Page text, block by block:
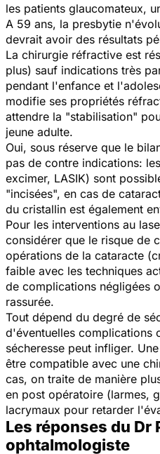
les patients glaucomateux,
A 59 ans, la presbytie
devrait avoir des résultats
La chirurgie réfractive est
plus) sauf indications très
pendant l'enfance et
modifie ses propriétés
attendre la "stabilisation"
jeune adulte.
Oui, sous réserve que le
pas de contre indications:
excimer, LASIK) sont
"incisées", en cas de
du cristallin est également
Pour les interventions au
considérer que le risque de
opérations de la cataracte
faible avec les techniques
de complications négligées
rassurée.
Tout dépend du degré de
d'éventuelles complications
sécheresse peut infliger.
être compatible avec une
cas, on traite de manière
en post opératoire (larmes,
lacrymaux pour retarder
Les réponses du Dr
ophtalmologiste